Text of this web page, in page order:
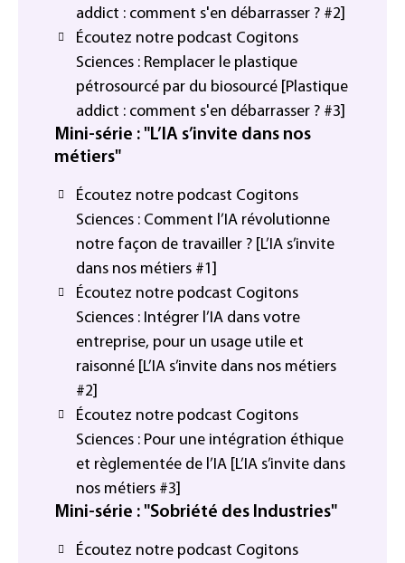
addict : comment s'en débarrasser ? #2]
Écoutez notre podcast Cogitons
Sciences : Remplacer le plastique
pétrosourcé par du biosourcé [Plastique
addict : comment s'en débarrasser ? #3]
Mini-série : "L’IA s’invite dans nos
métiers"
Écoutez notre podcast Cogitons
Sciences : Comment l’IA révolutionne
notre façon de travailler ? [L’IA s’invite
dans nos métiers #1]
Écoutez notre podcast Cogitons
Sciences : Intégrer l’IA dans votre
entreprise, pour un usage utile et
raisonné [L’IA s’invite dans nos métiers
#2]
Écoutez notre podcast Cogitons
Sciences : Pour une intégration éthique
et règlementée de l’IA [L’IA s’invite dans
nos métiers #3]
Mini-série : "Sobriété des Industries"
Écoutez notre podcast Cogitons